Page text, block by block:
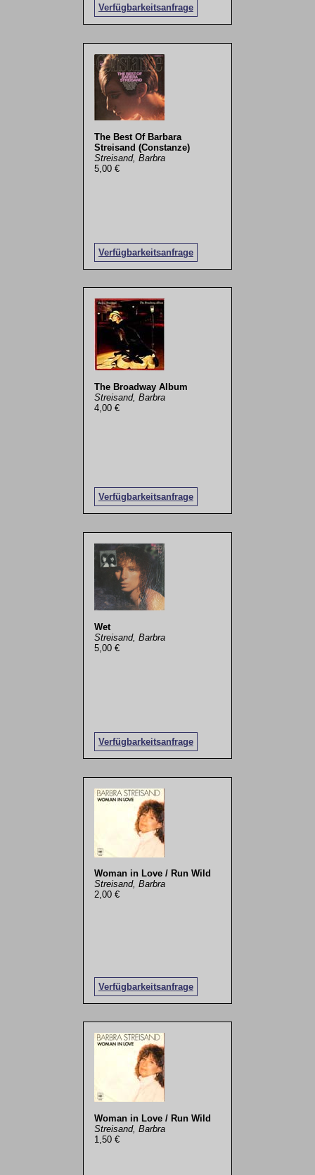
Verfügbarkeitsanfrage
The Best Of Barbara
Streisand (Constanze)
Streisand, Barbra
5,00 €
Verfügbarkeitsanfrage
The Broadway Album
Streisand, Barbra
4,00 €
Verfügbarkeitsanfrage
Wet
Streisand, Barbra
5,00 €
Verfügbarkeitsanfrage
Woman in Love / Run Wild
Streisand, Barbra
2,00 €
Verfügbarkeitsanfrage
Woman in Love / Run Wild
Streisand, Barbra
1,50 €